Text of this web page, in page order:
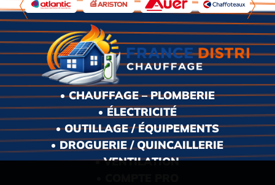
CHAUFFAGE – PLOMBERIE
ÉLECTRICITÉ
OUTILLAGE / ÉQUIPEMENTS
DROGUERIE / QUINCAILLERIE
VENTILATION